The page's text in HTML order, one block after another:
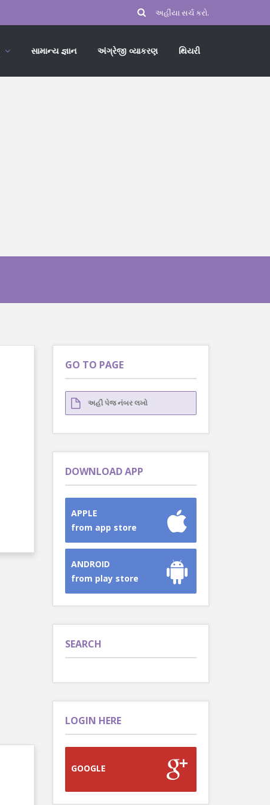
સામાન્ય જ્ઞાન અંગ્રેજી વ્યાકરણ થિયરી
GO TO PAGE
DOWNLOAD APP
APPLE
from app store
ANDROID
from play store
SEARCH
LOGIN HERE
GOOGLE